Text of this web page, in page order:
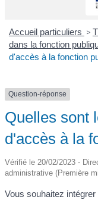
Accueil particuliers >
dans la fonction
d'accès à la fonction
Question-réponse
Quelles sont
d'accès à la
Vérifié le 20/02/2023 -
administrative (Première
Vous souhaitez